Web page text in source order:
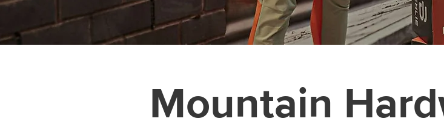
Mountain